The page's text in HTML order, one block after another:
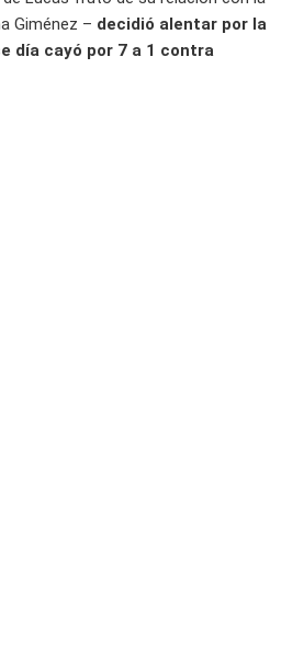
Giménez – decidió alentar por la
día cayó por 7 a 1 contra